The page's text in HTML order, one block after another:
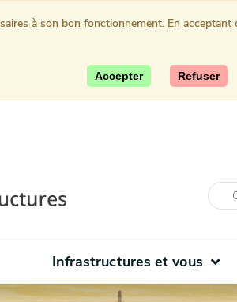
Infrastructures et vous
à son bon fonctionnement. En
Accepter Refuser